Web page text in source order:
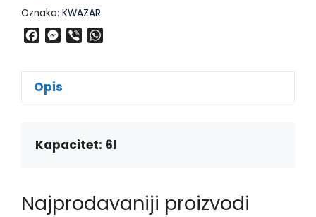
Oznaka: KWAZAR
e
b
k
M
s
e
p
Opis
Kapacitet: 6l
Najprodavaniji proizvodi